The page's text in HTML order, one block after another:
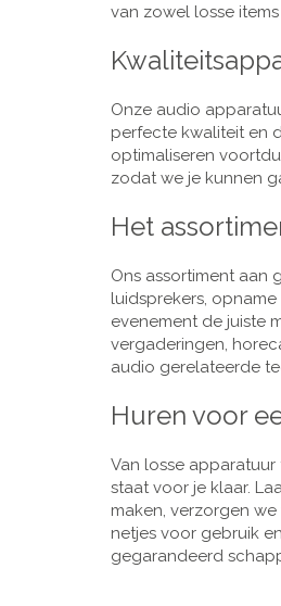
van zowel losse
Onze audio
perfecte kwaliteit en
optimaliseren
zodat we je kunnen
Het
Ons assortiment aan
luidsprekers,
evenement de juiste
vergaderingen,
audio gerelateerde
Huren voor
Van losse
staat voor je klaar.
maken, verzorgen
netjes voor gebruik
gegarandeerd